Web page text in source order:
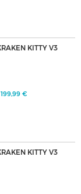
KITTY V3
199,99 €
KITTY V3